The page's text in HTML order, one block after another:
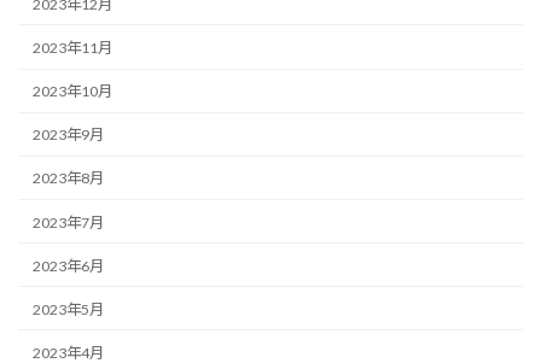
2023年12月
2023年11月
2023年10月
2023年9月
2023年8月
2023年7月
2023年6月
2023年5月
2023年4月